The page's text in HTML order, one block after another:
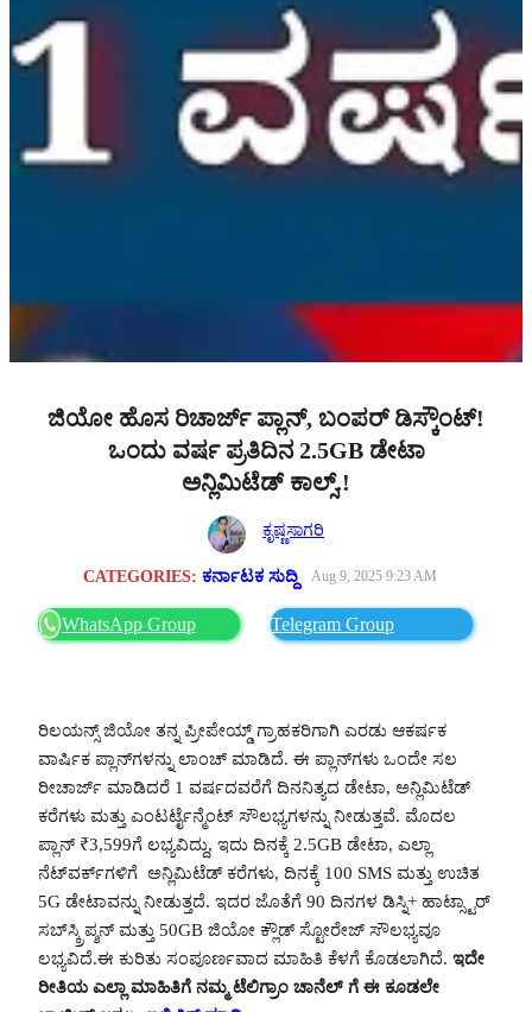
ಜಿಯೋ ಹೊಸ ರಿಚಾರ್ಜ್ ಪ್ಲಾನ್, ಬಂಪರ್ ಡಿಸ್ಕೌಂಟ್!
ಒಂದು ವರ್ಷ ಪ್ರತಿದಿನ 2.5GB ಡೇಟಾ
ಅನ್ಲಿಮಿಟೆಡ್ ಕಾಲ್ಸ್.!
ಕೃಷ್ಣಸಾಗರಿ
CATEGORIES: ಕರ್ನಾಟಕ ಸುದ್ದಿ Aug 9, 2025 9:23 AM
WhatsApp Group Telegram Group
ರಿಲಯನ್ಸ್ ಜಿಯೋ ತನ್ನ ಪ್ರೀಪೇಯ್ಡ್ ಗ್ರಾಹಕರಿಗಾಗಿ ಎರಡು ಆಕರ್ಷಕ
ವಾರ್ಷಿಕ ಪ್ಲಾನ್‌ಗಳನ್ನು ಲಾಂಚ್ ಮಾಡಿದೆ. ಈ ಪ್ಲಾನ್‌ಗಳು ಒಂದೇ ಸಲ
ರೀಚಾರ್ಜ್ ಮಾಡಿದರೆ 1 ವರ್ಷದವರೆಗೆ ದಿನನಿತ್ಯದ ಡೇಟಾ, ಅನ್ಲಿಮಿಟೆಡ್
ಕರೆಗಳು ಮತ್ತು ಎಂಟರ್ಟೈನ್ಮೆಂಟ್ ಸೌಲಭ್ಯಗಳನ್ನು ನೀಡುತ್ತವೆ. ಮೊದಲ
ಪ್ಲಾನ್ ₹3,599ಗೆ ಲಭ್ಯವಿದ್ದು, ಇದು ದಿನಕ್ಕೆ 2.5GB ಡೇಟಾ, ಎಲ್ಲಾ
ನೆಟ್‌ವರ್ಕ್‌ಗಳಿಗೆ ಅನ್ಲಿಮಿಟೆಡ್ ಕರೆಗಳು, ದಿನಕ್ಕೆ 100 SMS ಮತ್ತು ಉಚಿತ
5G ಡೇಟಾವನ್ನು ನೀಡುತ್ತದೆ. ಇದರ ಜೊತೆಗೆ 90 ದಿನಗಳ ಡಿಸ್ನಿ+ ಹಾಟ್ಸ್ಟಾರ್
ಸಬ್‌ಸ್ಕ್ರಿಪ್ಶನ್‌ ಮತ್ತು 50GB ಜಿಯೋ ಕ್ಲೌಡ್ ಸ್ಟೋರೇಜ್ ಸೌಲಭ್ಯವೂ
ಲಭ್ಯವಿದೆ.ಈ ಕುರಿತು ಸಂಪೂರ್ಣವಾದ ಮಾಹಿತಿ ಕೆಳಗೆ ಕೊಡಲಾಗಿದೆ. ಇದೇ
ರೀತಿಯ ಎಲ್ಲಾ ಮಾಹಿತಿಗೆ ನಮ್ಮ ಟೆಲಿಗ್ರಾಂ ಚಾನೆಲ್ ಗೆ ಈ ಕೂಡಲೇ